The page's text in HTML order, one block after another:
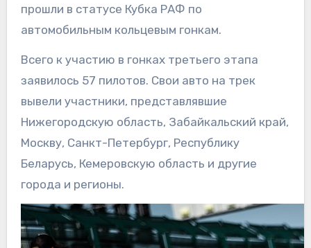
прошли в статусе Кубка РАФ по
автомобильным кольцевым гонкам.
Всего к участию в гонках третьего этапа
заявилось 57 пилотов. Свои авто на трек
вывели участники, представлявшие
Нижегородскую область, Забайкальский край,
Москву, Санкт-Петербург, Республику
Беларусь, Кемеровскую область и другие
города и регионы.